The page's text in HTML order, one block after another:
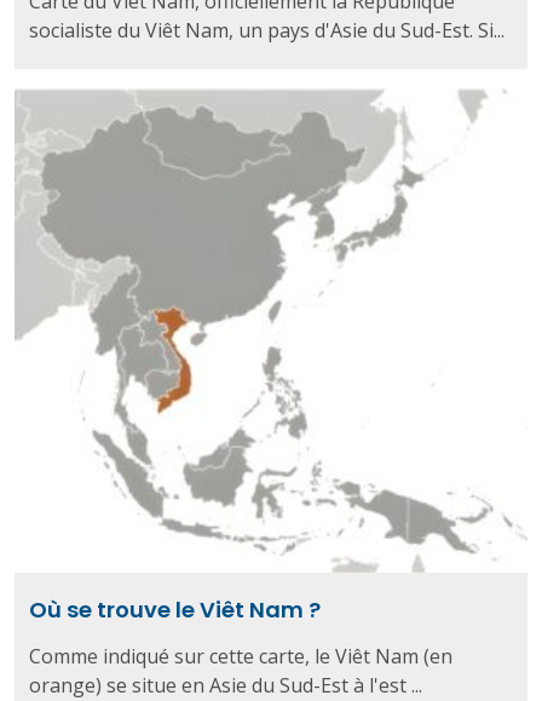
socialiste du Viêt Nam, un pays d'Asie du Sud-Est. Si...
Où se trouve le Viêt Nam ?
Comme indiqué sur cette carte, le Viêt Nam (en
orange) se situe en Asie du Sud-Est à l'est ...